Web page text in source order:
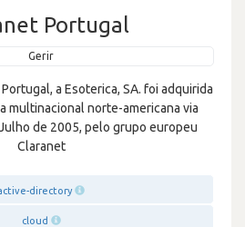
Portugal
Gerir
a Esoterica, SA. foi adquirida
multinacional norte-americana via
de 2005, pelo grupo europeu
Claranet
directory
cloud